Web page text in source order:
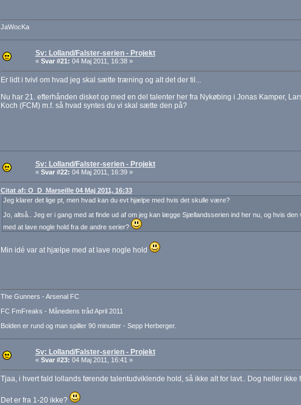
JaWocKa
Sv: Lolland/Falster-serien - Projekt
« Svar #21: 04 Maj 2011, 16:38 »
Er lidt i tvivl om hvad jeg skal sætte træning og alt det der til...
Nu har 21. efterhånden disket op med en del talenter her fra Nykøbing i Jonas Kamper,
Koch (FCM) m.f. så hvad syntes du vi skal sætte den på?
Sv: Lolland/Falster-serien - Projekt
« Svar #22: 04 Maj 2011, 16:39 »
Citat af: O_D_Marseille 04 Maj 2011, 16:33
Jeg klarer det lige pt, men hvad kan du evt hjælpe med hvis det skulle være?
Jo, altså.. Jeg er i gang med at finde ud af om jeg kan lægge Sjællandsserien ind her nu, og hvis
med at lave nogle hold fra de andre serier?
Min idé var at hjælpe med at lave nogle hold
The Gunners - Arsenal FC
FC FmFreaks - Månedens tråd April 2011
Bolden er rund og man spiller 90 minutter - Sepp Herberger.
Sv: Lolland/Falster-serien - Projekt
« Svar #23: 04 Maj 2011, 16:41 »
Tjaa, i hvert fald lollands førende talentudviklende hold, så ikke alt for lavt.. Dog heller ikke
Det er fra 1-20 ikke?